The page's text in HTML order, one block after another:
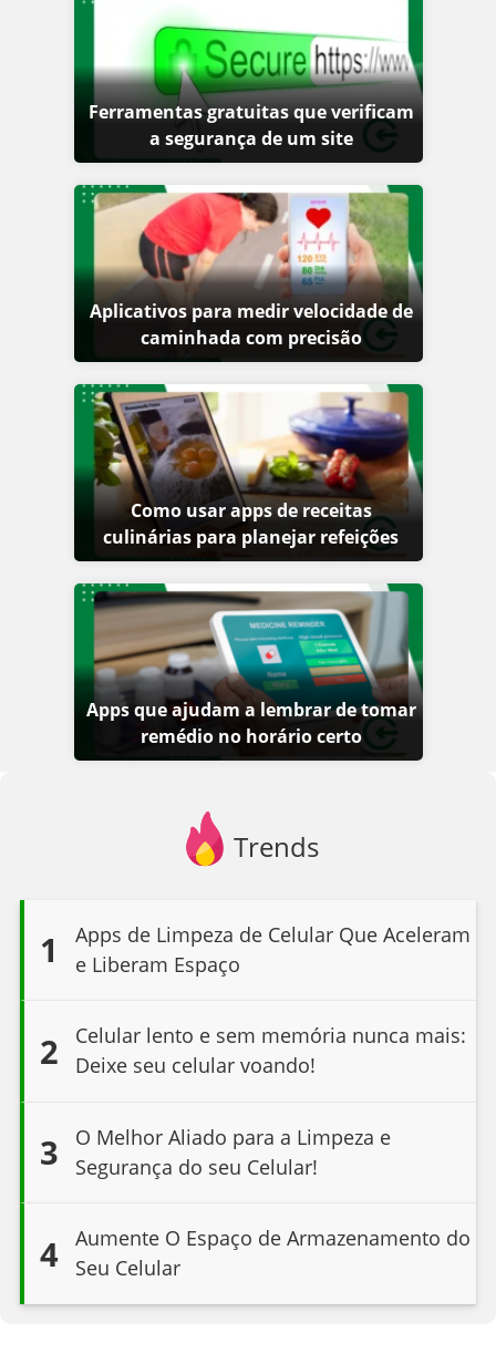
Ferramentas gratuitas que verificam
a segurança de um site
Aplicativos para medir velocidade de
caminhada com precisão
Como usar apps de receitas
culinárias para planejar refeições
Apps que ajudam a lembrar de tomar
remédio no horário certo
Trends
1
Apps de Limpeza de Celular Que Aceleram
e Liberam Espaço
2
Celular lento e sem memória nunca mais:
Deixe seu celular voando!
3
O Melhor Aliado para a Limpeza e
Segurança do seu Celular!
4
Aumente O Espaço de Armazenamento do
Seu Celular